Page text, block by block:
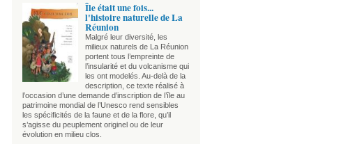
Île était une fois...
l'histoire naturelle de La
Réunion
Malgré leur diversité, les
milieux naturels de La Réunion
portent tous l’empreinte de
l’insularité et du volcanisme qui
les ont modelés. Au-delà de la
description, ce texte réalisé à
l’occasion d’une demande d’inscription de l’île au
patrimoine mondial de l’Unesco rend sensibles
les spécificités de la faune et de la flore, qu’il
s’agisse du peuplement originel ou de leur
évolution en milieu clos.